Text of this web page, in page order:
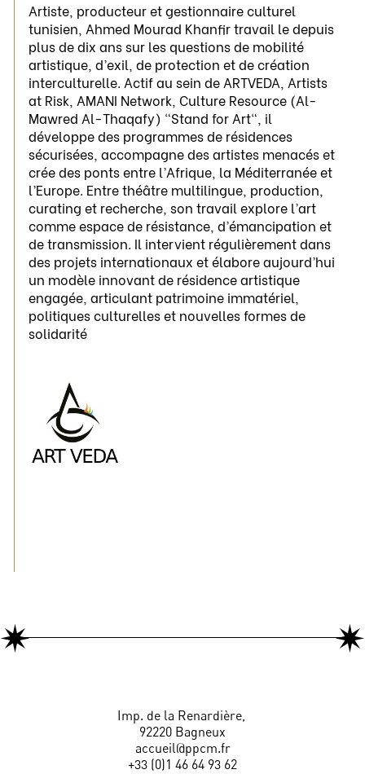
Artiste, producteur et gestionnaire culturel
tunisien, Ahmed Mourad Khanfir travail le depuis
plus de dix ans sur les questions de mobilité
artistique, d’exil, de protection et de création
interculturelle. Actif au sein de ARTVEDA, Artists
at Risk, AMANI Network, Culture Resource (Al-
Mawred Al-Thaqafy) "Stand for Art", il
développe des programmes de résidences
sécurisées, accompagne des artistes menacés et
crée des ponts entre l’Afrique, la Méditerranée et
l’Europe. Entre théâtre multilingue, production,
curating et recherche, son travail explore l’art
comme espace de résistance, d’émancipation et
de transmission. Il intervient régulièrement dans
des projets internationaux et élabore aujourd’hui
un modèle innovant de résidence artistique
engagée, articulant patrimoine immatériel,
politiques culturelles et nouvelles formes de
solidarité
Imp. de la Renardière,
92220 Bagneux
accueil@ppcm.fr
+33 (0)1 46 64 93 62